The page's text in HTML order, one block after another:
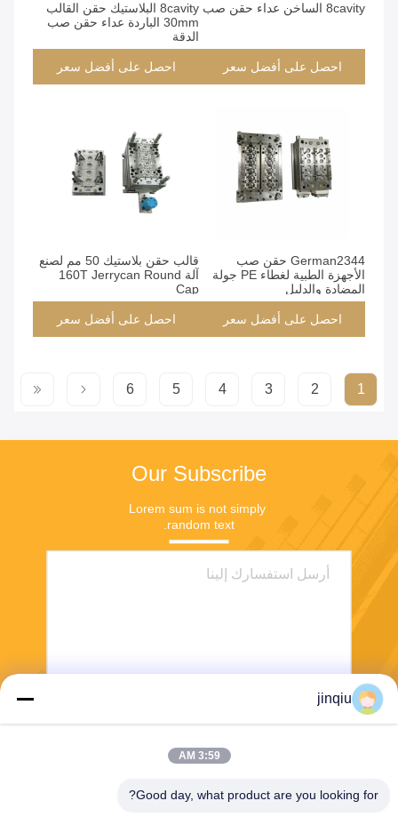
8cavity الساخن عداء حقن صب
احصل على أفضل سعر
8cavity البلاستيك حقن القالب
30mm الباردة عداء حقن صب
الدقة
احصل على أفضل سعر
German2344 حقن صب
الأجهزة الطبية لغطاء PE جولة
المضادة والدليل
احصل على أفضل سعر
قالب حقن بلاستيك 50 مم لصنع
آلة 160T Jerrycan Round
Cap
احصل على أفضل سعر
1
2
3
4
5
6
Our Subscribe
Lorem sum is not simply
random text.
ارسل
jinqiu
3:59 AM
Good day, what product are you looking for?